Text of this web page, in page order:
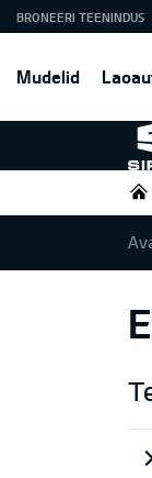
Mudelid
BRONEERI TEENINDUS